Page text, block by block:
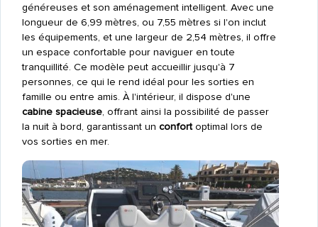
généreuses et son aménagement intelligent. Avec une
longueur de 6,99 mètres, ou 7,55 mètres si l'on inclut
les équipements, et une largeur de 2,54 mètres, il offre
un espace confortable pour naviguer en toute
tranquillité. Ce modèle peut accueillir jusqu'à 7
personnes, ce qui le rend idéal pour les sorties en
famille ou entre amis. À l'intérieur, il dispose d'une
cabine spacieuse, offrant ainsi la possibilité de passer
la nuit à bord, garantissant un confortoptimal lors de
vos sorties en mer.